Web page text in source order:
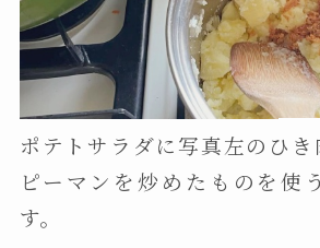
ポテトサラダに写真左のひき
ピーマンを炒めたものを使
す。